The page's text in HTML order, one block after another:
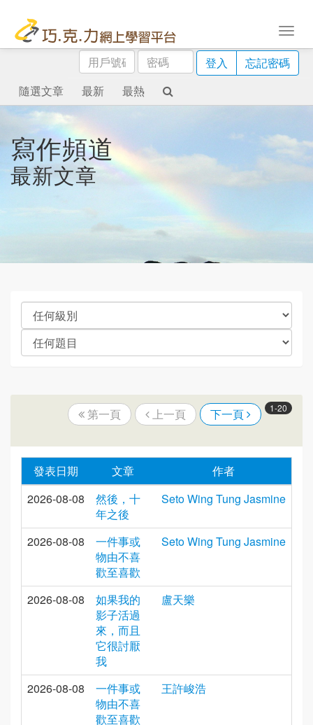
用
戶
號
碼
密
碼
登入
忘記密碼
隨選文章
最新 最熱
寫作頻道
最新文章
1-20
第一頁 上一頁 下一頁
發表日期 文章
作者
2026-08-08
然後，十
年之後
Seto Wing Tung Jasmine
2026-08-08
一件事或
物由不喜
歡至喜歡
Seto Wing Tung Jasmine
2026-08-08
如果我的
影子活過
來，而且
它很討厭
我
盧天樂
2026-08-08
一件事或
物由不喜
歡至喜歡
王許峻浩